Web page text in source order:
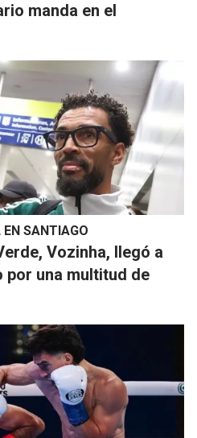
manda en el
EN SANTIAGO
Vozinha, llegó a
por una multitud de